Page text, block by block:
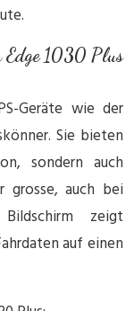
1030 Plus
Geräte wie der
Sie bieten
sondern auch
grosse, auch bei
zeigt
auf einen